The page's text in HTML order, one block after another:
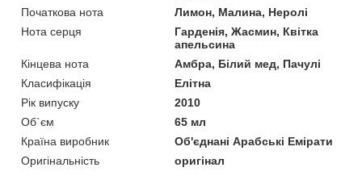
Початкова нота
Лимон, Малина, Неролі
Нота серця
Гарденія, Жасмин, Квітка
апельсина
Кінцева нота
Амбра, Білий мед, Пачулі
Класифікація
Елітна
Рік випуску
2010
Об`єм
65 мл
Країна виробник
Об'єднані Арабські Емірати
Оригінальність
оригінал